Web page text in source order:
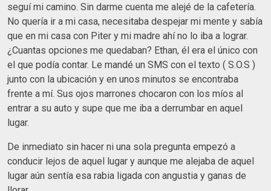
seguí mi camino. Sin darme cuenta me alejé de la cafetería.
No quería ir a mi casa, necesitaba despejar mi mente y sabía
que en mi casa con Piter y mi madre ahí no lo iba a lograr.
¿Cuantas opciones me quedaban? Ethan, él era el único con
el que podía contar. Le mandé un SMS con el texto ( S.O.S )
junto con la ubicación y en unos minutos se encontraba
frente a mí. Sus ojos marrones chocaron con los míos al
entrar a su auto y supe que me iba a derrumbar en aquel
lugar.
De inmediato sin hacer ni una sola pregunta empezó a
conducir lejos de aquel lugar y aunque me alejaba de aquel
lugar aún sentía esa rabia ligada con angustia y ganas de